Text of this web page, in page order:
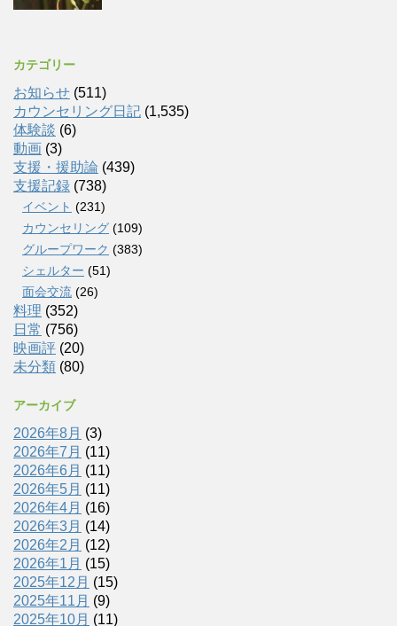
カテゴリー
お知らせ (511)
カウンセリング日記 (1,535)
体験談 (6)
動画 (3)
支援・援助論 (439)
支援記録 (738)
イベント (231)
カウンセリング (109)
グループワーク (383)
シェルター (51)
面会交流 (26)
料理 (352)
日常 (756)
映画評 (20)
未分類 (80)
アーカイブ
2026年8月 (3)
2026年7月 (11)
2026年6月 (11)
2026年5月 (11)
2026年4月 (16)
2026年3月 (14)
2026年2月 (12)
2026年1月 (15)
2025年12月 (15)
2025年11月 (9)
2025年10月 (11)